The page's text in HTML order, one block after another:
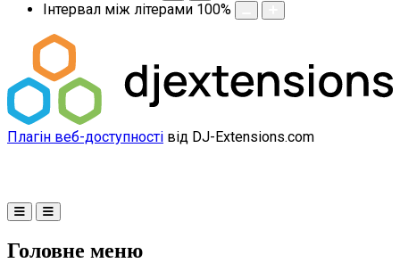
Інтервал між літерами 100%
Плагін веб-доступності від DJ-Extensions.com
Головне меню